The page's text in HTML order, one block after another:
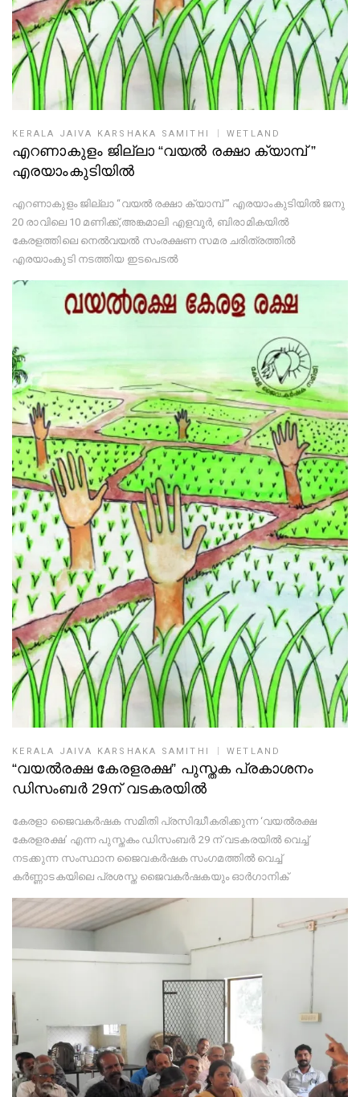
KERALA JAIVA KARSHAKA SAMITHI WETLAND
എറണാകുളം ജില്ലാ “വയൽ രക്ഷാ ക്യാമ്പ് ”
എരയാംകുടിയിൽ
എറണാകുളം ജില്ലാ “വയൽ രക്ഷാ ക്യാമ്പ് ” എരയാംകുടിയിൽ ജനു
20 രാവിലെ 10 മണിക്ക്,അങ്കമാലി എളവൂർ, ബിരാമികയിൽ
കേരളത്തിലെ നെൽവയൽ സംരക്ഷണ സമര ചരിത്രത്തിൽ
എരയാംകുടി നടത്തിയ ഇടപെടൽ
KERALA JAIVA KARSHAKA SAMITHI WETLAND
“വയല്‍രക്ഷ കേരളരക്ഷ” പുസ്തക പ്രകാശനം
ഡിസംബര്‍ 29ന് വടകരയില്‍
കേരളാ ജൈവകർഷക സമിതി പ്രസിദ്ധീകരിക്കുന്ന ‘വയൽരക്ഷ
കേരളരക്ഷ’ എന്ന പുസ്തകം ഡിസംബർ 29 ന് വടകരയിൽ വെച്ച്
നടക്കുന്ന സംസ്ഥാന ജൈവകർഷക സംഗമത്തിൽ വെച്ച്
കർണ്ണാടകയിലെ പ്രശസ്ത ജൈവകർഷകയും ഓർഗാനിക്